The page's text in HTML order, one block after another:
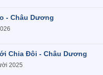
- Châu Dương
Chia Đôi - Châu Dương
2025